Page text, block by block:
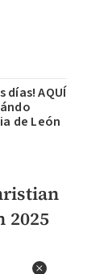
días! AQUÍ
de León
2025